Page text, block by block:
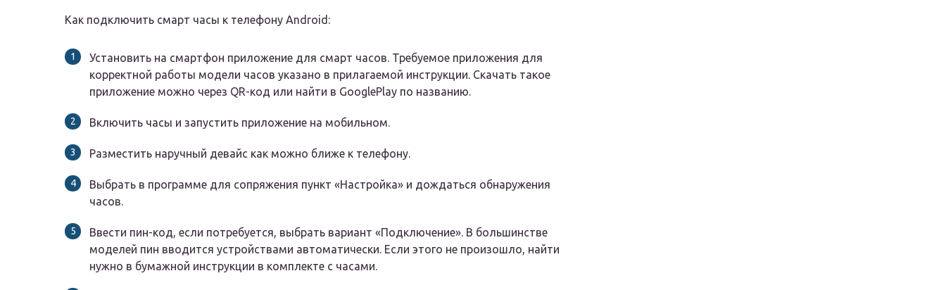
Как подключить смарт часы к телефону Android:
Установить на смартфон приложение для смарт часов. Требуемое приложения для
корректной работы модели часов указано в прилагаемой инструкции. Скачать такое
приложение можно через QR-код или найти в GooglePlay по названию.
Включить часы и запустить приложение на мобильном.
Разместить наручный девайс как можно ближе к телефону.
Выбрать в программе для сопряжения пункт «Настройка» и дождаться обнаружения
часов.
Ввести пин-код, если потребуется, выбрать вариант «Подключение». В большинстве
моделей пин вводится устройствами автоматически. Если этого не произошло, найти
нужно в бумажной инструкции в комплекте с часами.